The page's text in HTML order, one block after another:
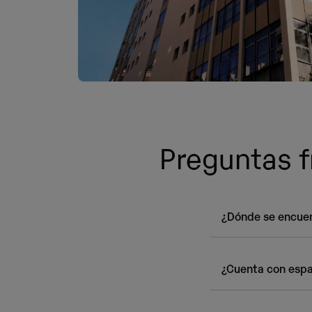
Preguntas
¿Dónde se
barrio madrileño
¿Cuenta con